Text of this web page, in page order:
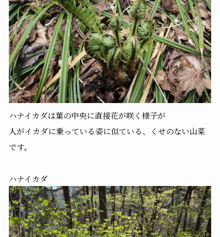
ハナイカダは葉の中央に直接花が咲く様子が
人がイカダに乗っている姿に似ている、くせのない山菜
です。
ハナイカダ